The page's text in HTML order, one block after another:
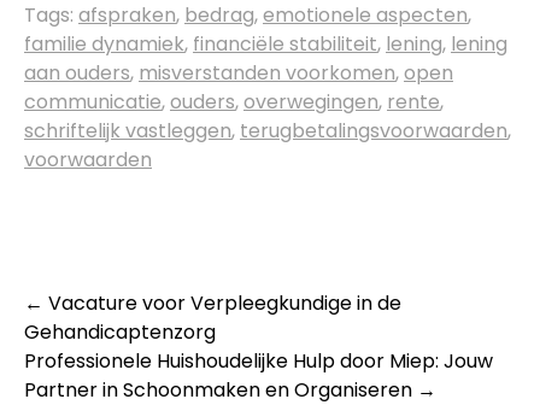
Tags: afspraken, bedrag,emotionele aspecten,
familie dynamiek, financiële stabiliteit, lening, lening
aan ouders, misverstanden voorkomen,open
communicatie,ouders,overwegingen, rente,
schriftelijk vastleggen, terugbetalingsvoorwaarden,
voorwaarden
Post
navigation
← Vacature voor Verpleegkundige in de
Gehandicaptenzorg
Professionele Huishoudelijke Hulp door Miep: Jouw
Partner in Schoonmaken en Organiseren →